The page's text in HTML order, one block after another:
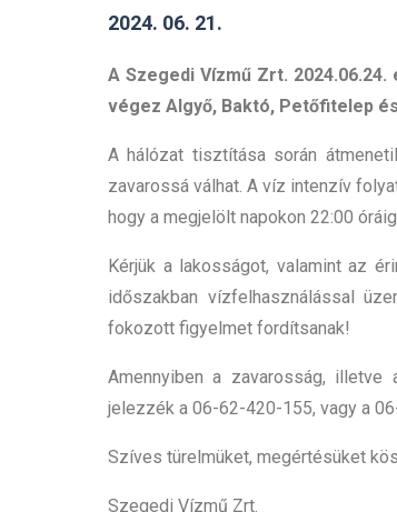
2024. 06. 21.
A Szegedi Vízmű Zrt.
végez Algyő, Baktó, Petőfitelep
A hálózat tisztítása során
zavarossá válhat. A víz intenzív
hogy a megjelölt napokon 22:00
Kérjük a lakosságot, valamint az
időszakban vízfelhasználással
fokozott figyelmet fordítsanak!
Amennyiben a zavarosság,
jelezzék a 06-62-420-155, vagy a
Szíves türelmüket, megértésüket
Szegedi Vízmű Zrt.